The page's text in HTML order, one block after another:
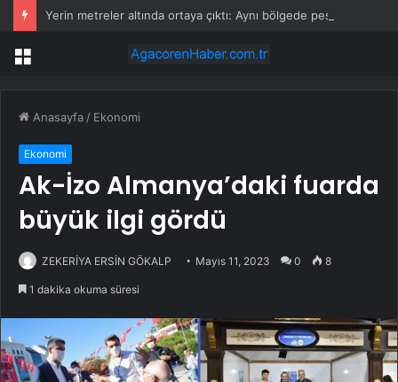
Menü
Anasayfa / Ekonomi
Ekonomi
Ak-İzo Almanya’daki fuarda
büyük ilgi gördü
ZEKERİYA ERSİN GÖKALP Mayıs 11, 2023 0 8
1 dakika okuma süresi